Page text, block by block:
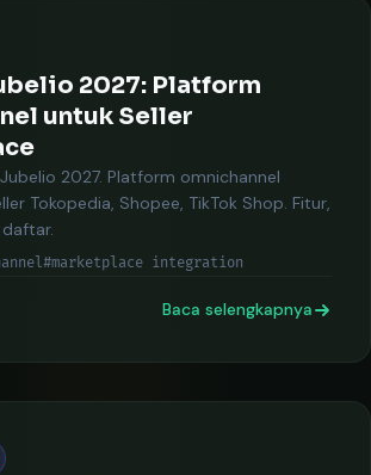
2027: Platform
untuk Seller
2027. Platform omnichannel
Tokopedia, Shopee, TikTok Shop. Fitur,
#marketplace integration
Baca selengkapnya